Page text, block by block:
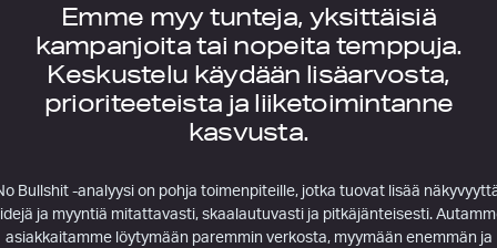
Emme myy tunteja, yksittäisiä
kampanjoita tai nopeita temppuja.
Keskustelu käydään lisäarvosta,
prioriteeteista ja liiketoimintanne
kasvusta.
Bullshit -analyysi on pohja toimenpiteille, jotka tuovat lisää
ja myyntiä mitattavasti, skaalautuvasti ja pitkäjänteisesti.
asiakkaitamme löytymään paremmin verkosta, myymään enemmän ja